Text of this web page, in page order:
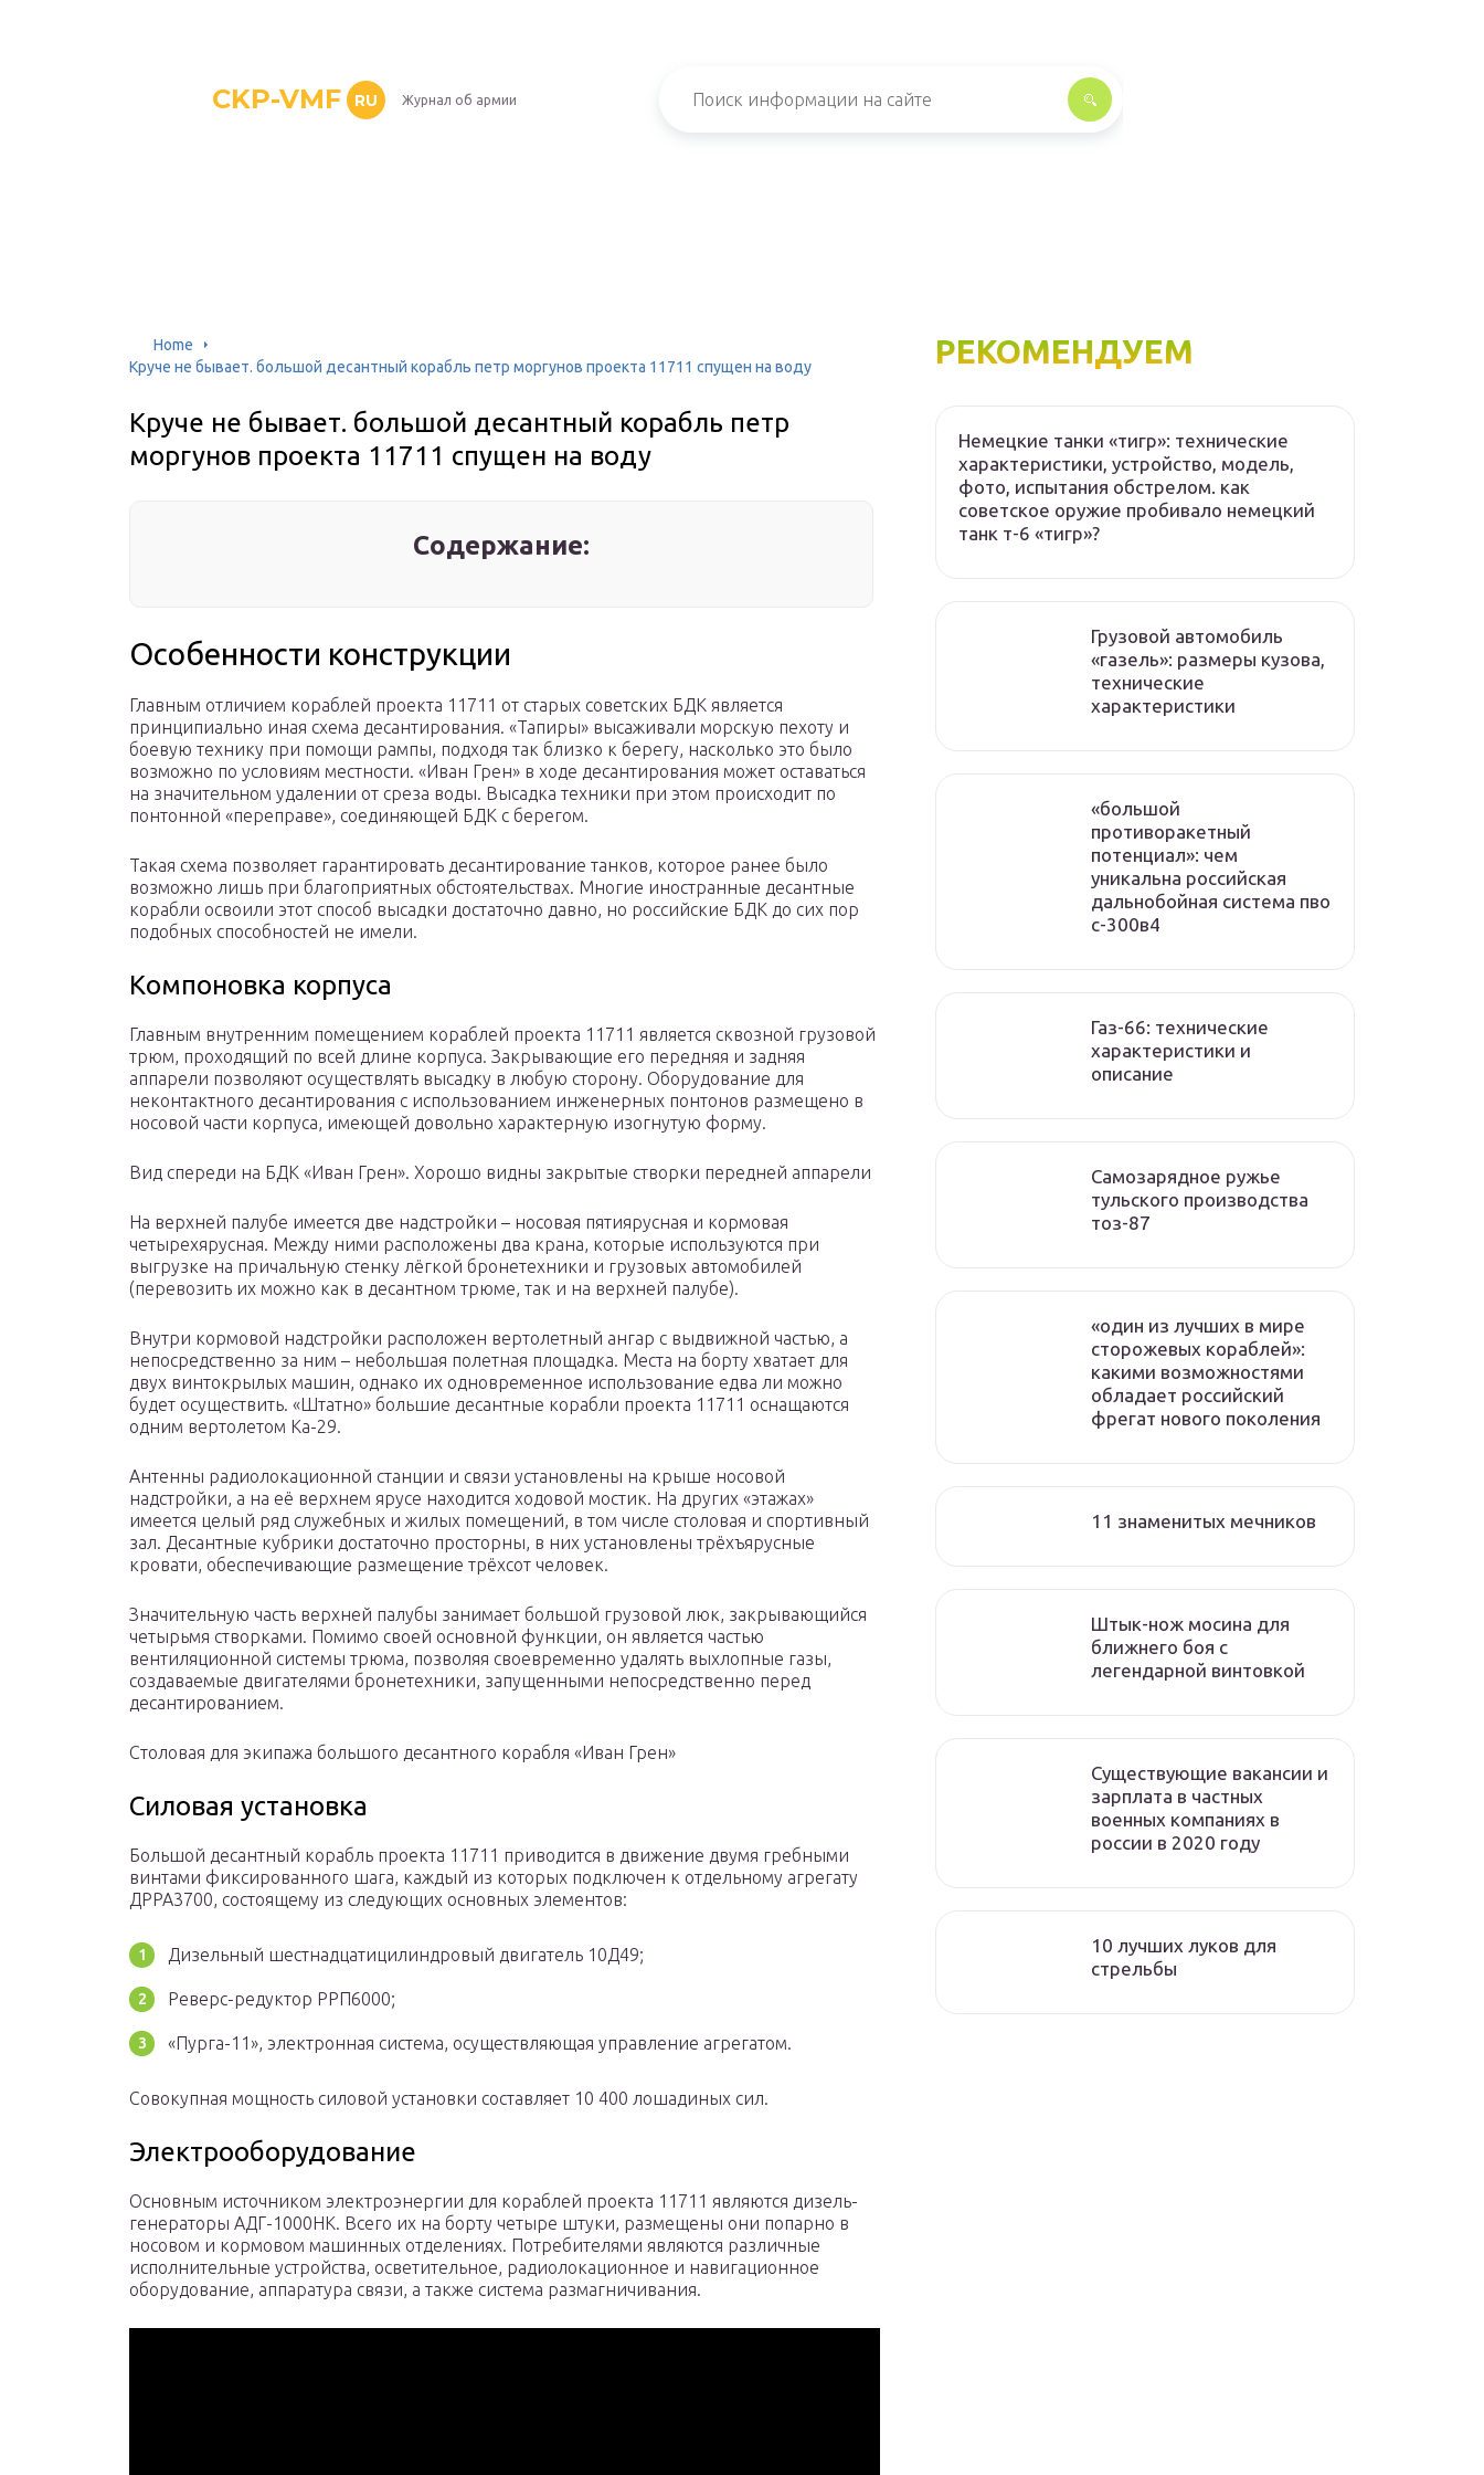
CKP-VMF RU Журнал об армии
Home
Круче не бывает. большой десантный корабль петр моргунов проекта 11711 спущен на воду
Круче не бывает. большой десантный корабль петр
моргунов проекта 11711 спущен на воду
Содержание:
Особенности конструкции
Главным отличием кораблей проекта 11711 от старых советских БДК является
принципиально иная схема десантирования. «Тапиры» высаживали морскую пехоту и
боевую технику при помощи рампы, подходя так близко к берегу, насколько это было
возможно по условиям местности. «Иван Грен» в ходе десантирования может оставаться
на значительном удалении от среза воды. Высадка техники при этом происходит по
понтонной «переправе», соединяющей БДК с берегом.
Такая схема позволяет гарантировать десантирование танков, которое ранее было
возможно лишь при благоприятных обстоятельствах. Многие иностранные десантные
корабли освоили этот способ высадки достаточно давно, но российские БДК до сих пор
подобных способностей не имели.
Компоновка корпуса
Главным внутренним помещением кораблей проекта 11711 является сквозной грузовой
трюм, проходящий по всей длине корпуса. Закрывающие его передняя и задняя
аппарели позволяют осуществлять высадку в любую сторону. Оборудование для
неконтактного десантирования с использованием инженерных понтонов размещено в
носовой части корпуса, имеющей довольно характерную изогнутую форму.
Вид спереди на БДК «Иван Грен». Хорошо видны закрытые створки передней аппарели
На верхней палубе имеется две надстройки – носовая пятиярусная и кормовая
четырехярусная. Между ними расположены два крана, которые используются при
выгрузке на причальную стенку лёгкой бронетехники и грузовых автомобилей
(перевозить их можно как в десантном трюме, так и на верхней палубе).
Внутри кормовой надстройки расположен вертолетный ангар с выдвижной частью, а
непосредственно за ним – небольшая полетная площадка. Места на борту хватает для
двух винтокрылых машин, однако их одновременное использование едва ли можно
будет осуществить. «Штатно» большие десантные корабли проекта 11711 оснащаются
одним вертолетом Ка-29.
Антенны радиолокационной станции и связи установлены на крыше носовой
надстройки, а на её верхнем ярусе находится ходовой мостик. На других «этажах»
имеется целый ряд служебных и жилых помещений, в том числе столовая и спортивный
зал. Десантные кубрики достаточно просторны, в них установлены трёхъярусные
кровати, обеспечивающие размещение трёхсот человек.
Значительную часть верхней палубы занимает большой грузовой люк, закрывающийся
четырьмя створками. Помимо своей основной функции, он является частью
вентиляционной системы трюма, позволяя своевременно удалять выхлопные газы,
создаваемые двигателями бронетехники, запущенными непосредственно перед
десантированием.
Столовая для экипажа большого десантного корабля «Иван Грен»
Силовая установка
Большой десантный корабль проекта 11711 приводится в движение двумя гребными
винтами фиксированного шага, каждый из которых подключен к отдельному агрегату
ДРРА3700, состоящему из следующих основных элементов:
Дизельный шестнадцатицилиндровый двигатель 10Д49;
Реверс-редуктор РРП6000;
«Пурга-11», электронная система, осуществляющая управление агрегатом.
Совокупная мощность силовой установки составляет 10 400 лошадиных сил.
Электрооборудование
Основным источником электроэнергии для кораблей проекта 11711 являются дизель-
генераторы АДГ-1000НК. Всего их на борту четыре штуки, размещены они попарно в
носовом и кормовом машинных отделениях. Потребителями являются различные
исполнительные устройства, осветительное, радиолокационное и навигационное
оборудование, аппаратура связи, а также система размагничивания.
РЕКОМЕНДУЕМ
Немецкие танки «тигр»: технические
характеристики, устройство, модель,
фото, испытания обстрелом. как
советское оружие пробивало немецкий
танк т-6 «тигр»?
Грузовой автомобиль
«газель»: размеры кузова,
технические
характеристики
«большой
противоракетный
потенциал»: чем
уникальна российская
дальнобойная система пво
с-300в4
Газ-66: технические
характеристики и
описание
Самозарядное ружье
тульского производства
тоз-87
«один из лучших в мире
сторожевых кораблей»:
какими возможностями
обладает российский
фрегат нового поколения
11 знаменитых мечников
Штык-нож мосина для
ближнего боя с
легендарной винтовкой
Существующие вакансии и
зарплата в частных
военных компаниях в
россии в 2020 году
10 лучших луков для
стрельбы